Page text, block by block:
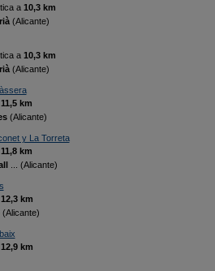
a 10,3 km
(Alicante)
a 10,3 km
(Alicante)
11,5 km
(Alicante)
y La Torreta
11,8 km
... (Alicante)
12,3 km
(Alicante)
12,9 km